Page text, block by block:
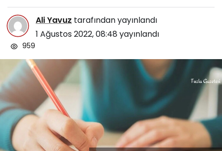
Ali Yavuz tarafından yayınlandı
1 Ağustos 2022, 08:48 yayınlandı
959